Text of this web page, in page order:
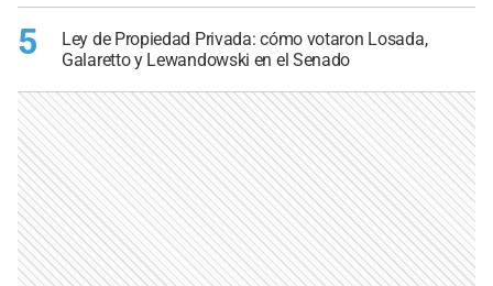
5
Ley de Propiedad Privada: cómo votaron Losada,
Galaretto y Lewandowski en el Senado